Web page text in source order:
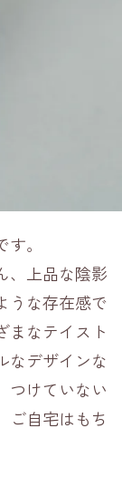
。
、上品な陰影
うな存在感で
まなテイスト
なデザインな
つけていない
ご自宅はもち